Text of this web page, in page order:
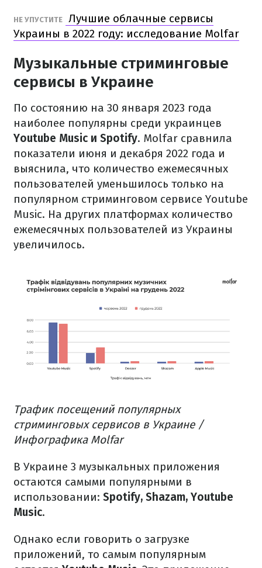
НЕ УПУСТИТЕ
Лучшие облачные сервисы
Украины в 2022 году: исследование Molfar
Музыкальные стриминговые
сервисы в Украине
По состоянию на 30 января 2023 года
наиболее популярны среди украинцев
Youtube Music и Spotify. Molfar сравнила
показатели июня и декабря 2022 года и
выяснила, что количество ежемесячных
пользователей уменьшилось только на
популярном стриминговом сервисе Youtube
Music. На других платформах количество
ежемесячных пользователей из Украины
увеличилось.
Трафик посещений популярных
стриминговых сервисов в Украине /
Инфографика Molfar
В Украине 3 музыкальных приложения
остаются самыми популярными в
использовании: Spotify, Shazam, Youtube
Music.
Однако если говорить о загрузке
приложений, то самым популярным